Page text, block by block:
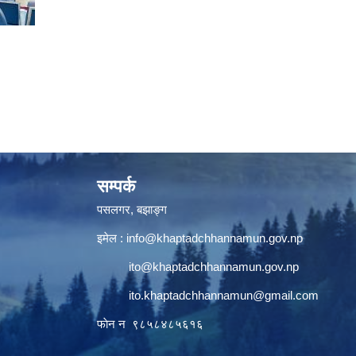
सम्पर्क
पसलगर, बझाङ्ग
इमेल : info@khaptadchhannamun.gov.np
ito@khaptadchhannamun.gov.np
ito.khaptadchhannamun@gmail.com
फाेन न‌‍‍ ९८५८४८५६१६